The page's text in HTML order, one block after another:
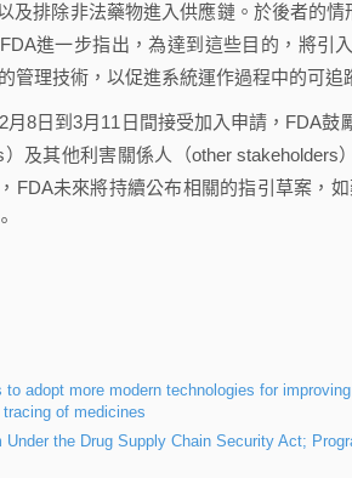
及排除非法藥物進入供應鏈。於後者的
進一步指出，為達到這些目的，將引
管理技術，以促進系統運作過程中的可追
日到3月11日間接受加入申請，FDA鼓
及其他利害關係人（other
FDA未來將持續公布相關的指引草案，
to adopt more modern technologies for
of medicines
Under the Drug Supply Chain Security Act;